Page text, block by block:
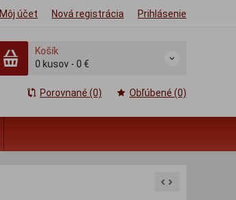
Môj účet Nová registrácia Prihlásenie
Košík
0 kusov - 0 €
Porovnané (0) Obľúbené (0)